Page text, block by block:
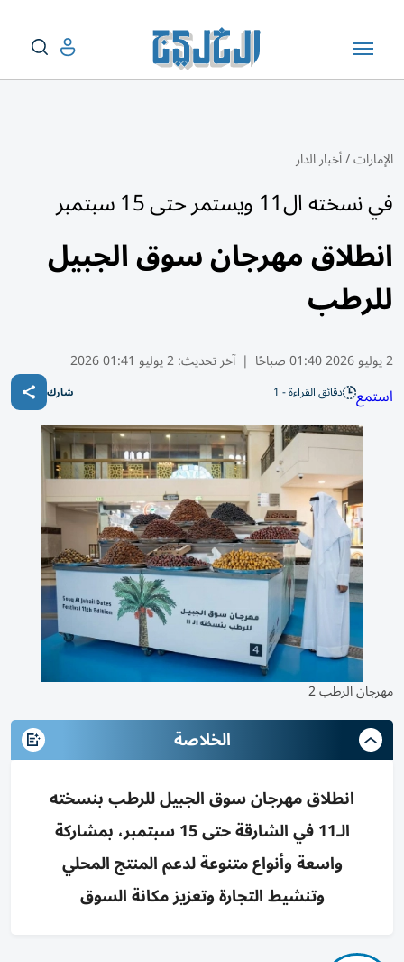
الإمارات/أخبار الدار
في نسخته ال11 ويستمر حتى 15 سبتمبر
انطلاق مهرجان سوق الجبيل
للرطب
2 يوليو 2026 01:40 صباحًا | آخر تحديث:2 يوليو 01:41 2026
استمع دقائق القراءة - 1 شارك
مهرجان الرطب 2
الخلاصة
انطلاق مهرجان سوق الجبيل للرطب بنسخته
الـ11 في الشارقة حتى 15 سبتمبر، بمشاركة
واسعة وأنواع متنوعة لدعم المنتج المحلي
وتنشيط التجارة وتعزيز مكانة السوق